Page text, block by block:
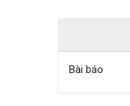
Bài báo